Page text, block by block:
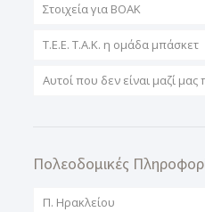
Στοιχεία για ΒΟΑΚ
T.E.E. T.A.K. η ομάδα μπάσκετ
Αυτοί που δεν είναι μαζί μας
Πολεοδομικές
Π. Ηρακλείου